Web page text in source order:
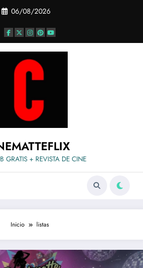
06/08/2026
GRATIS + REVISTA DE CINE
Inicio listas